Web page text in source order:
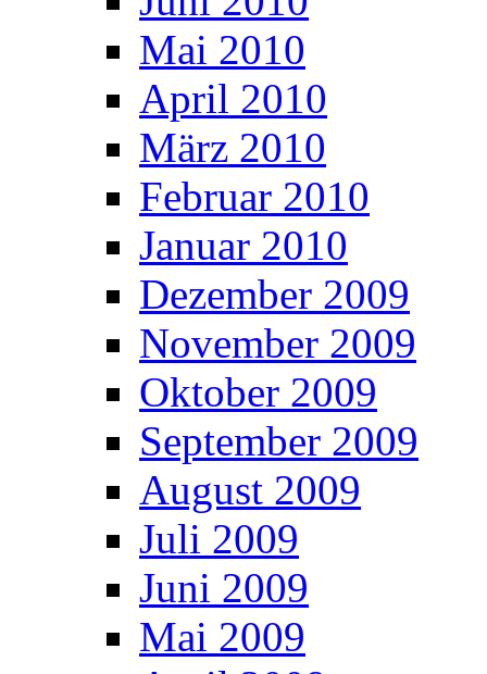
Mai 2010
April 2010
März 2010
Februar 2010
Januar 2010
Dezember 2009
November 2009
Oktober 2009
September 2009
August 2009
Juli 2009
Juni 2009
Mai 2009